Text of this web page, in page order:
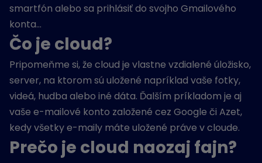
smartfón alebo sa prihlásiť do svojho Gmailového
konta…
Čo je cloud?
Pripomeňme si, že cloud je vlastne vzdialené úložisko,
server, na ktorom sú uložené napríklad vaše fotky,
videá, hudba alebo iné dáta. Ďalším príkladom je aj
vaše e-mailové konto založené cez Google či Azet,
kedy všetky e-maily máte uložené práve v cloude.
Prečo je cloud naozaj fajn?